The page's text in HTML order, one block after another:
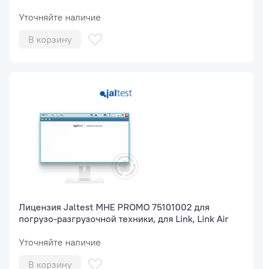
Уточняйте наличие
В корзину
Лицензия Jaltest МНЕ PROMO 75101002 для
погрузо-разгрузочной техники, для Link, Link Air
Уточняйте наличие
В корзину